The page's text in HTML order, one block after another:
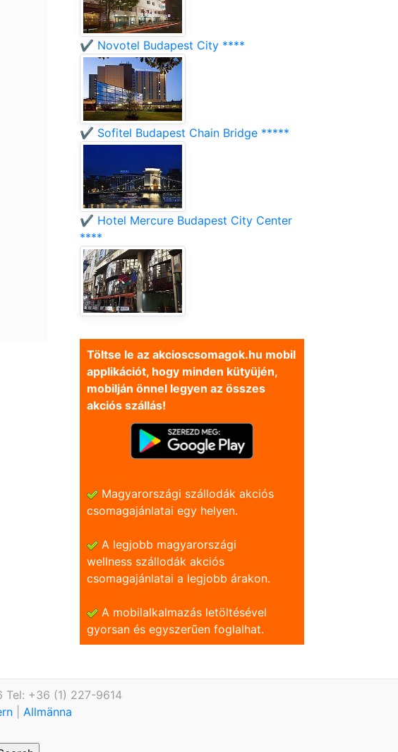
✔️ Novotel Budapest City ****
✔️ Sofitel Budapest Chain Bridge *****
✔️ Hotel Mercure Budapest City Center
****
Töltse le az akcioscsomagok.hu mobil
applikációt, hogy minden kütyüjén,
mobilján önnel legyen az összes
akciós szállás!
Magyarországi szállodák akciós
csomagajánlatai egy helyen.
A legjobb magyarországi
wellness szállodák akciós
csomagajánlatai a legjobb árakon.
A mobilalkalmazás letöltésével
gyorsan és egyszerũen foglalhat.
+36 (1) 227-9614
Allmänna